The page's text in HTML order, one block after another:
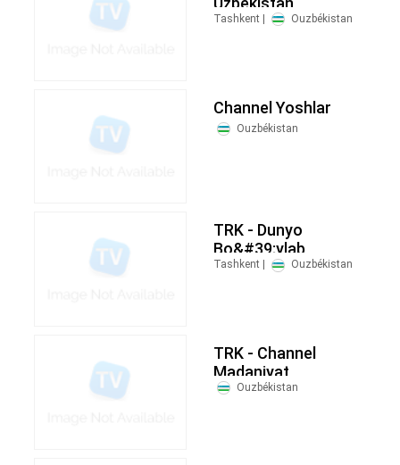
Tashkent | Ouzbékistan
Channel Yoshlar
Ouzbékistan
TRK - Dunyo
Bo&#39;ylab
Telekanali
Tashkent | Ouzbékistan
TRK - Channel
Madaniyat
Ouzbékistan